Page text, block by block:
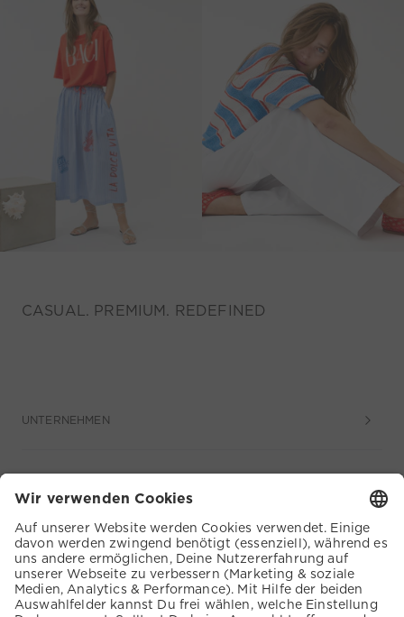
CASUAL. PREMIUM. REDEFINED
UNTERNEHMEN
KUNDENSERVICE